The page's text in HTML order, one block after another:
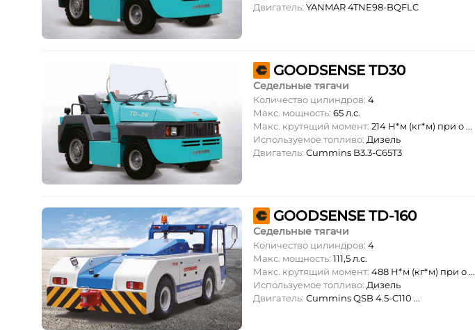
Двигатель: YANMAR 4TNE98-BQFLC
GOODSENSE TD30
Седельные тягачи
Количество цилиндров: 4
Макс. мощность: 65 л.с.
Макс. крутящий момент: 214 Н*м (кг*м) при о ...
Используемое топливо: Дизель
Двигатель: Cummins B3.3-C65T3
GOODSENSE TD-160
Седельные тягачи
Количество цилиндров: 4
Макс. мощность: 111,5 л.с.
Макс. крутящий момент: 488 Н*м (кг*м) при о ...
Используемое топливо: Дизель
Двигатель: Cummins QSB 4.5-C110 ...